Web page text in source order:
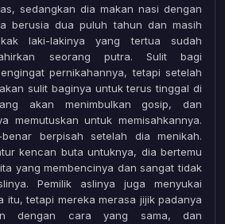
sedangkan dia makan nasi dengan
berusia dua puluh tahun dan masih
laki-lakinya yang tertua sudah
seorang putra. Sulit bagi
pernikahannya, tetapi setelah
sulit baginya untuk terus tinggal di
akan menimbulkan gosip, dan
memutuskan untuk memisahkannya.
berpisah setelah dia menikah.
kencan buta untuknya, dia bertemu
yang membencinya dan sangat tidak
Pemilik aslinya juga menyukai
itu, tetapi mereka merasa jijik padanya
dengan cara yang sama, dan